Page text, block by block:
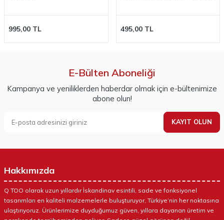
995,00 TL 495,00TL
E-Bülten Aboneliği
Kampanya ve yeniliklerden haberdar olmak için e-bültenimize
abone olun!
KAYIT OLUN
Hakkımızda
Q TOO olarak uzun yıllardır İskandinav esintili, sade ve fonksiyonel
tasarımları en kaliteli malzemelerle buluşturuyor, Türkiye’nin her noktasına
ulaştırıyoruz. Ürünlerimize duyduğumuz güven, yıllara dayanan üretim ve